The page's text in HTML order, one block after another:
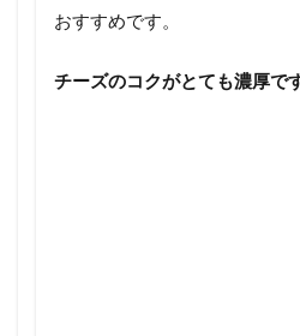
おすすめです。
チーズのコクがとても濃厚で